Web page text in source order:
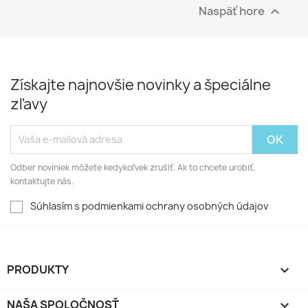
Naspäť hore 
Získajte najnovšie novinky a špeciálne
zľavy
Odber noviniek môžete kedykoľvek zrušiť. Ak to chcete urobiť,
kontaktujte nás.
Súhlasím s podmienkami ochrany osobných údajov
PRODUKTY 
NAŠA SPOLOČNOSŤ